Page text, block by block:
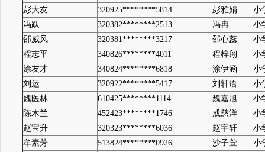
彭大友
320925********5814 彭雅娟
小
冯跃
320382********2513 冯冉
小
邵威风
320381********3217 邵心蕊
小
程志平
340826********4011 程梓翔
小
涂友才
340824********6818 涂伊涵
小
刘运
320922********5417 刘轩语
小
魏医林
610425********1114 魏嘉旭
小
陈木兰
452423********1746 成慈洋
小
赵宝升
320323********6036 赵宇轩
小
牟素芳
513824********0926 沙子萱
小